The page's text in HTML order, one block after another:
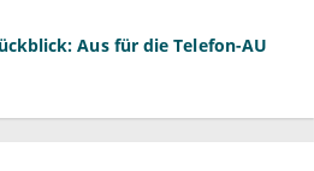
Aus für die Telefon-AU